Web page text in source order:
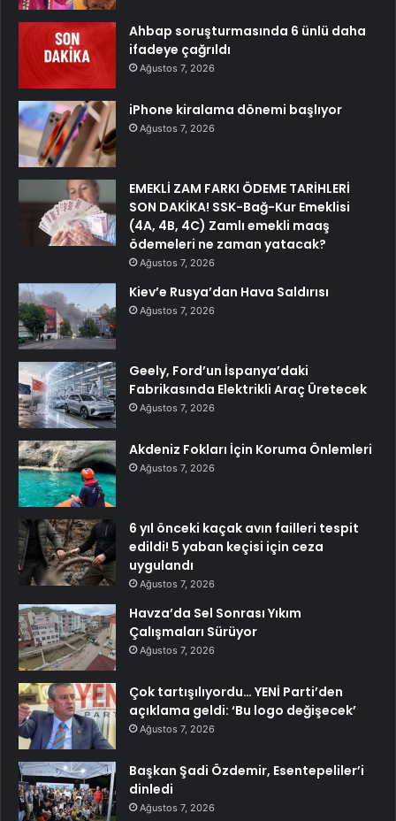
Ahbap soruşturmasında 6 ünlü daha
ifadeye çağrıldı
Ağustos 7, 2026
iPhone kiralama dönemi başlıyor
Ağustos 7, 2026
EMEKLİ ZAM FARKI ÖDEME TARİHLERİ
SON DAKİKA! SSK-Bağ-Kur Emeklisi
(4A, 4B, 4C) Zamlı emekli maaş
ödemeleri ne zaman yatacak?
Ağustos 7, 2026
Kiev’e Rusya’dan Hava Saldırısı
Ağustos 7, 2026
Geely, Ford’un İspanya’daki
Fabrikasında Elektrikli Araç Üretecek
Ağustos 7, 2026
Akdeniz Fokları İçin Koruma Önlemleri
Ağustos 7, 2026
6 yıl önceki kaçak avın failleri tespit
edildi! 5 yaban keçisi için ceza
uygulandı
Ağustos 7, 2026
Havza’da Sel Sonrası Yıkım
Çalışmaları Sürüyor
Ağustos 7, 2026
Çok tartışılıyordu… YENİ Parti’den
açıklama geldi: ‘Bu logo değişecek’
Ağustos 7, 2026
Başkan Şadi Özdemir, Esentepeliler’i
dinledi
Ağustos 7, 2026